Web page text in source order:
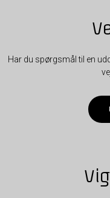
Har du spørgsmål til en